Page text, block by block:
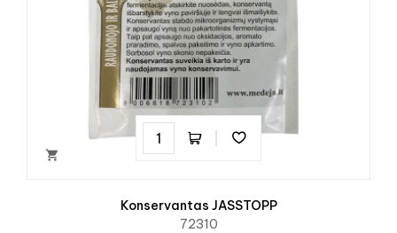

Konservantas JASSTOPP
72310